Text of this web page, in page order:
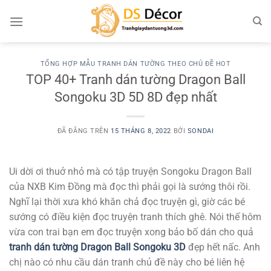
đến
TỔNG HỢP MẪU TRANH DÁN TƯỜNG THEO CHỦ ĐỀ HOT
TOP 40+ Tranh dán tường Dragon Ball
Songoku 3D 5D 8D đẹp nhất
ĐÃ ĐĂNG TRÊN 15 THÁNG 8, 2022 BỞI SONDAI
Ui dời ơi thuở nhỏ mà có tập truyện Songoku Dragon Ball
của NXB Kim Đồng mà đọc thì phải gọi là sướng thôi rồi.
Nghĩ lại thời xưa khó khăn chả đọc truyện gì, giờ các bé
sướng có điều kiện đọc truyện tranh thích ghê. Nói thế hôm
vừa con trai bạn em đọc truyện xong bảo bố dán cho quả
tranh dán tường Dragon Ball Songoku 3D đẹp hết nấc. Anh
chị nào có nhu cầu dán tranh chủ đề này cho bé liên hệ